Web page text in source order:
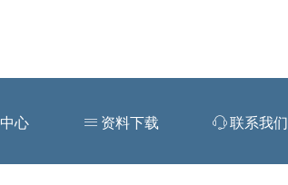
心 ꁔ 资料下载 ꁱ 联系我们